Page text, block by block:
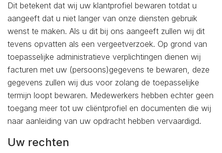
Dit betekent dat wij uw klantprofiel bewaren totdat u
aangeeft dat u niet langer van onze diensten gebruik
wenst te maken. Als u dit bij ons aangeeft zullen wij dit
tevens opvatten als een vergeetverzoek. Op grond van
toepasselijke administratieve verplichtingen dienen wij
facturen met uw (persoons)gegevens te bewaren, deze
gegevens zullen wij dus voor zolang de toepasselijke
termijn loopt bewaren. Medewerkers hebben echter geen
toegang meer tot uw cliëntprofiel en documenten die wij
naar aanleiding van uw opdracht hebben vervaardigd.
Uw rechten